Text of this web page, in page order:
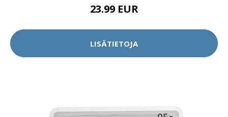
23.99 EUR
LISÄTIETOJA